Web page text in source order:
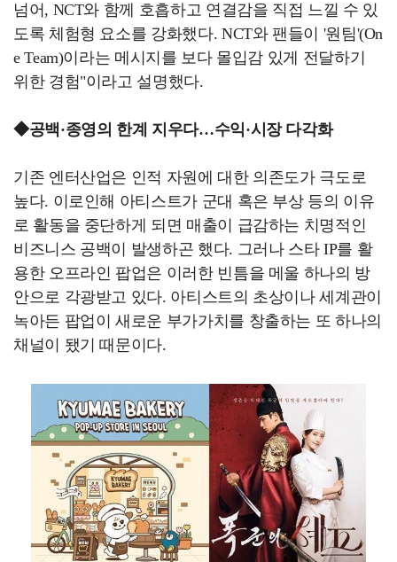
넘어, NCT와 함께 호흡하고 연결감을 직접 느낄 수 있
도록 체험형 요소를 강화했다. NCT와 팬들이 '원팀'(On
e Team)이라는 메시지를 보다 몰입감 있게 전달하기
위한 경험"이라고 설명했다.
◆공백·종영의 한계 지우다…수익·시장 다각화
기존 엔터산업은 인적 자원에 대한 의존도가 극도로
높다. 이로인해 아티스트가 군대 혹은 부상 등의 이유
로 활동을 중단하게 되면 매출이 급감하는 치명적인
비즈니스 공백이 발생하곤 했다. 그러나 스타 IP를 활
용한 오프라인 팝업은 이러한 빈틈을 메울 하나의 방
안으로 각광받고 있다. 아티스트의 초상이나 세계관이
녹아든 팝업이 새로운 부가가치를 창출하는 또 하나의
채널이 됐기 때문이다.